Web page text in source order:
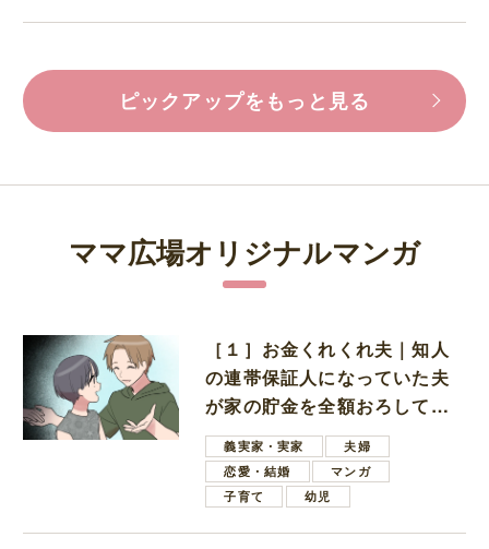
ピックアップをもっと見る
ママ広場オリジナルマンガ
［１］お金くれくれ夫｜知人
の連帯保証人になっていた夫
が家の貯金を全額おろしてほ
しいと言ってきた
義実家・実家
夫婦
恋愛・結婚
マンガ
子育て
幼児